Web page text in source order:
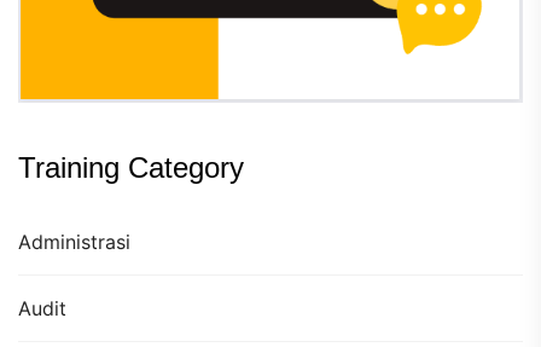
Training Category
Administrasi
Audit